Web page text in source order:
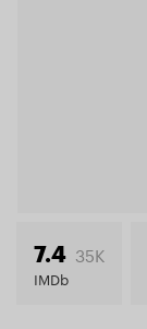
7.4 35K
IMDb